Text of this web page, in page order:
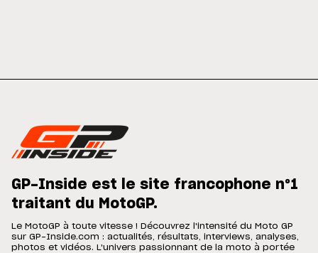
GP-Inside est le site francophone n°1
traitant du MotoGP.
Le MotoGP à toute vitesse ! Découvrez l'intensité du Moto GP
sur GP-Inside.com : actualités, résultats, interviews, analyses,
photos et vidéos. L'univers passionnant de la moto à portée